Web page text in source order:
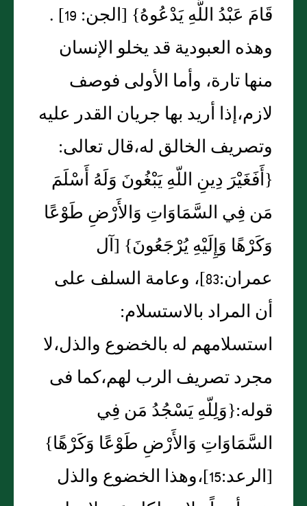
قَامَ عَبْدُ اللَّهِ يَدْعُوهُ‏}‏ ‏[‏الجن‏:‏ 19‏]‏ ‏.‏
وهذه العبودية قد يخلو الإنسان
منها تارة، وأما الأولى فوصف
لازم،إذا أريد بها جريان القدر عليه
وتصريف الخالق له،قال تعالى‏:‏‏
{‏أَفَغَيْرَ دِينِ اللّهِ يَبْغُونَ وَلَهُ أَسْلَمَ
مَن فِي السَّمَاوَاتِ وَالأَرْضِ طَوْعًا
وَكَرْهًا وَإِلَيْهِ يُرْجَعُونَ‏}‏ ‏[‏آل
عمران‏:‏83‏]‏، وعامة السلف على
أن المراد بالاستسلام‏:‏
استسلامهم له بالخضوع والذل،لا
مجرد تصريف الرب لهم،كما فى
قوله‏:‏‏{‏وَلِلّهِ يَسْجُدُ مَن فِي
السَّمَاوَاتِ وَالأَرْضِ طَوْعًا وَكَرْهًا‏}‏
‏[‏الرعد‏:‏15‏]‏،وهذا الخضوع والذل